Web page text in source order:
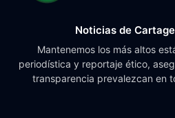
Noticias de
Mantenemos los más altos
periodística y reportaje ético,
transparencia prevalezcan en